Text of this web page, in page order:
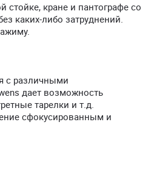
стойке, кране и пантографе со
каких-либо затруднений.
с различными
дает возможность
тарелки и т.д.
сфокусированным и